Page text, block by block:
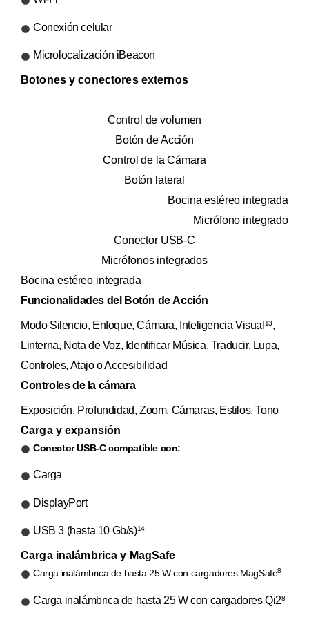
Conexión celular
Microlocalización iBeacon
Botones y conectores externos
Control de volumen
Botón de Acción
Control de la Cámara
Botón lateral
Bocina estéreo integrada
Micrófono integrado
Conector USB-C
Micrófonos integrados
Bocina estéreo integrada
Funcionalidades del Botón de Acción
Modo Silencio, Enfoque, Cámara, Inteligencia Visual 13,
Linterna, Nota de Voz, Identificar Música, Traducir, Lupa,
Controles, Atajo o Accesibilidad
Controles de la cámara
Exposición, Profundidad, Zoom, Cámaras, Estilos, Tono
Carga y expansión
Conector USB-C compatible con:
Carga
DisplayPort
USB 3 (hasta 10 Gb/s)14
Carga inalámbrica y MagSafe
Carga inalámbrica de hasta 25 W con cargadores MagSafe8
Carga inalámbrica de hasta 25 W con cargadores Qi28